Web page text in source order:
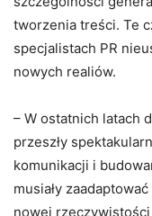
tworzenia treści. Te
specjalistach PR
nowych realiów.
– W ostatnich latach
przeszły
komunikacji i
musiały
nowej